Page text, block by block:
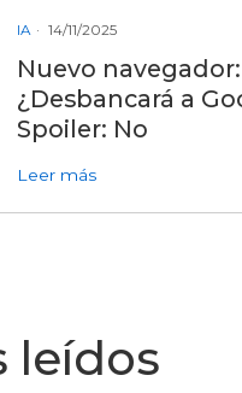
IA 14/11/2025
Nuevo
¿Desbancará a
Spoiler: No
Leer mássobre entrada
leídos